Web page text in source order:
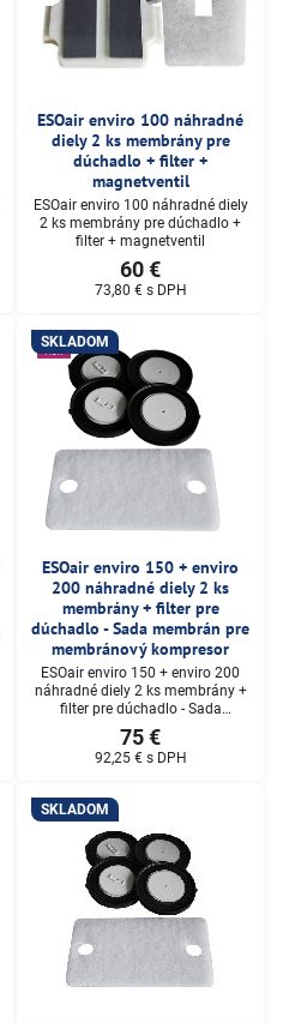
ESOair enviro 100 náhradné
diely 2 ks membrány pre
dúchadlo + filter +
magnetventil
ESOair enviro 100 náhradné diely
2 ks membrány pre dúchadlo +
filter + magnetventil
60 €
73,80 € s DPH
SKLADOM
ESOair enviro 150 + enviro
200 náhradné diely 2 ks
membrány + filter pre
dúchadlo - Sada membrán pre
membránový kompresor
ESOair enviro 150 + enviro 200
náhradné diely 2 ks membrány +
filter pre dúchadlo - Sada
membrán pre membránový
kompresor
75 €
92,25 € s DPH
SKLADOM